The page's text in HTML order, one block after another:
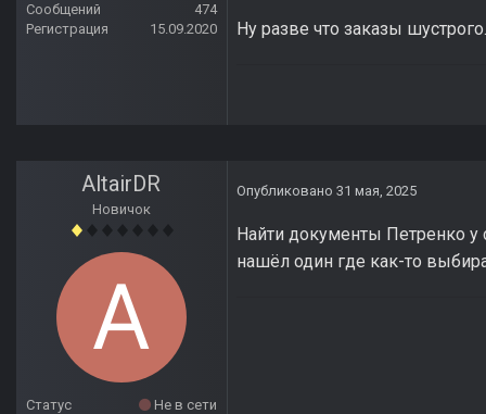
Сообщений
474
Регистрация
15.09.2020 Ну разве что заказы шустрого.
AltairDR
Новичок
Статус
Не в сети
Опубликовано 31 мая, 2025
Найти документы Петренко у
нашёл один где как-то